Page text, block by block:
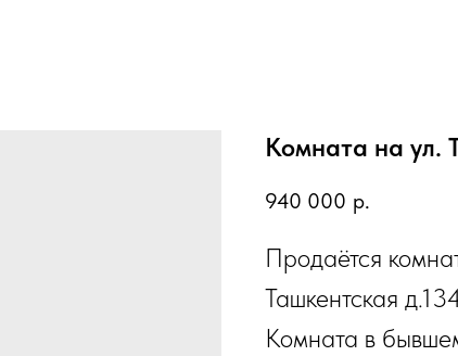
Комната на ул.
940 000 р.
Продаётся
Ташкентская
Комната в